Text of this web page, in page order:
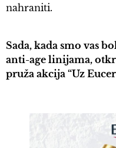
nahraniti.
Sada, kada smo vas
anti-age linijama,
pruža akcija “Uz